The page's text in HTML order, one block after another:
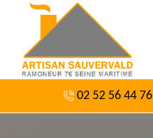
02 52 56 44 76